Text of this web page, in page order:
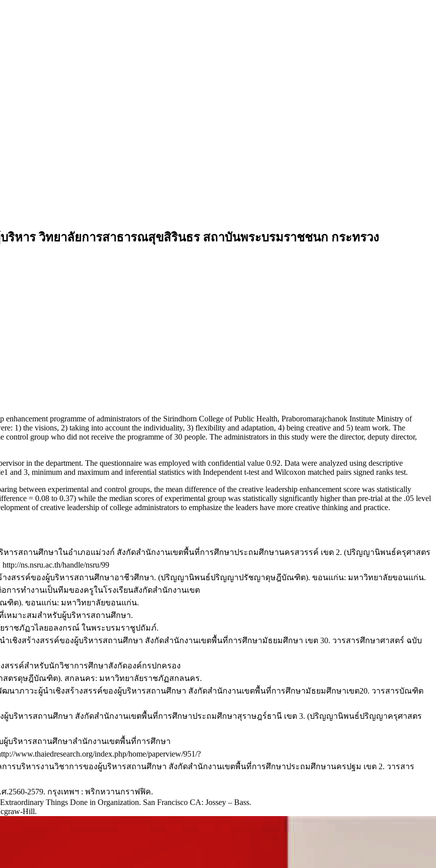
ริหาร วิทยาลัยการสาธารณสุขสิรินธร สถาบันพระบรมราชชนก กระทรวง
enhancement programme of administrators of the Sirindhorn College of Public Health, Praboromarajchanok Institute Ministry of
1) the visions, 2) taking into account the individuality, 3) flexibility and adaptation, 4) being creative and 5) team work. The
group who did not receive the programme of 30 people. The administrators in this study were the director, deputy director,
in the department. The questionnaire was employed with confidential value 0.92. Data were analyzed using descriptive
and 3, minimum and maximum and inferential statistics with Independent t-test and Wilcoxon matched pairs signed ranks test.
experimental and control groups, the mean difference of the creative leadership enhancement score was statistically
= 0.08 to 0.37) while the median scores of experimental group was statistically significantly higher than pre-trial at the .05 level
of creative leadership of college administrators to emphasize the leaders have more creative thinking and practice.
หารสถานศึกษาในอำเภอแม่วงก์ สังกัดสำนักงานเขตพื้นที่การศึกษาประถมศึกษานครสวรรค์ เขต 2. (ปริญญานิพนธ์ครุศาสตร
ns.nsru.ac.th/handle/nsru/99
ร้างสรรค์ของผู้บริหารสถานศึกษาอาชีวศึกษา. (ปริญญานิพนธ์ปริญญาปรัชญาดุษฎีบัณฑิต). ขอนแก่น: มหาวิทยาลัยขอนแก่น.
การทำงานเป็นทีมของครูในโรงเรียนสังกัดสำนักงานเขต
ฑิต). ขอนแก่น: มหาวิทยาลัยขอนแก่น.
เหมาะสมสำหรับผู้บริหารสถานศึกษา.
ชภัฏวไลยอลงกรณ์ ในพระบรมราชูปถัมภ์.
เชิงสร้างสรรค์ของผู้บริหารสถานศึกษา สังกัดสํานักงานเขตพื้นที่การศึกษามัธยมศึกษา เขต 30. วารสารศึกษาศาสตร์ ฉบับ
สรรค์สำหรับนักวิชาการศึกษาสังกัดองค์กรปกครอง
ตรดุษฎีบัณฑิต). สกลนคร: มหาวิทยาลัยราชภัฏสกลนคร.
นาภาวะผู้นำเชิงสร้างสรรค์ของผู้บริหารสถานศึกษา สังกัดสำนักงานเขตพื้นที่การศึกษามัธยมศึกษาเขต20. วารสารบัณฑิต
ผู้บริหารสถานศึกษา สังกัดสำนักงานเขตพื้นที่การศึกษาประถมศึกษาสุราษฎร์ธานี เขต 3. (ปริญญานิพนธ์ปริญญาครุศาสตร
ผู้บริหารสถานศึกษาสำนักงานเขตพื้นที่การศึกษา
index.php/home/paperview/951/?
ารบริหารงานวิชาการของผู้บริหารสถานศึกษา สังกัดสำนักงานเขตพื้นที่การศึกษาประถมศึกษานครปฐม เขต 2. วารสาร
2579. กรุงเทพฯ : พริกหวานกราฟฟิค.
Things Done in Organization. San Francisco CA: Jossey – Bass.
Hill.